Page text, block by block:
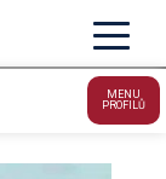
MENU
PROFILŮ